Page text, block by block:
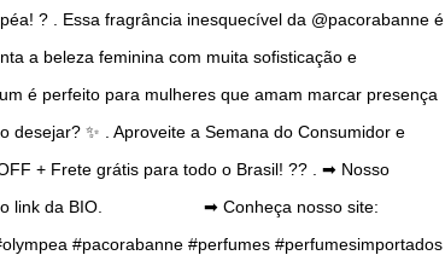
? . Essa fragrância inesquecível da @pacorabanne é
a beleza feminina com muita sofisticação e
é perfeito para mulheres que amam marcar presença
desejar? ✨ . Aproveite a Semana do Consumidor e
+ Frete grátis para todo o Brasil! ?? . ➡ Nosso
link da BIO.⠀⠀⠀⠀⠀⠀⠀⠀ ➡ Conheça nosso site:
#pacorabanne #perfumes #perfumesimportados